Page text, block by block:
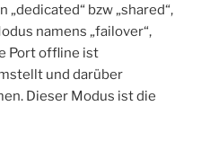
bzw „shared“,
namens „failover“,
Port offline ist
und darüber
Dieser Modus ist die